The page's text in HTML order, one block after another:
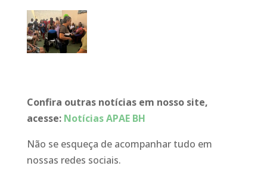
Confira outras notícias em nosso site,
acesse: Notícias APAE BH
Não se esqueça de acompanhar tudo em
nossas redes sociais.